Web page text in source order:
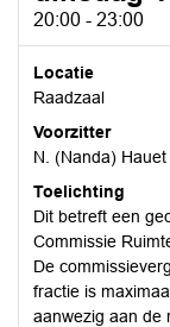
20:00 - 23:00
Locatie
Raadzaal
Voorzitter
N. (Nanda) Hauet
Toelichting
Dit betreft een
Commissie
De
fractie is
aanwezig aan de